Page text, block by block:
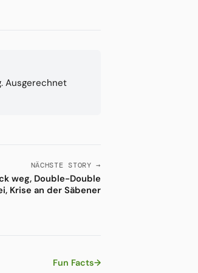
Ausgerechnet
NÄCHSTE STORY →
weg, Double-Double
Krise an der Säbener
Fun Facts→